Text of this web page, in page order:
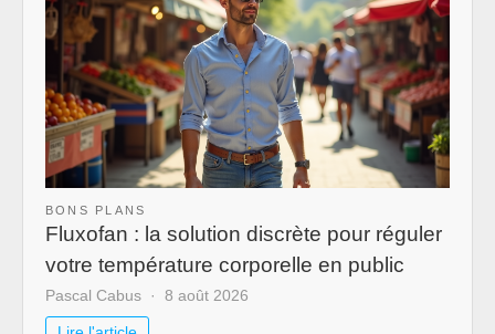
BONS PLANS
Fluxofan : la solution discrète pour réguler
votre température corporelle en public
Pascal Cabus 8 août 2026